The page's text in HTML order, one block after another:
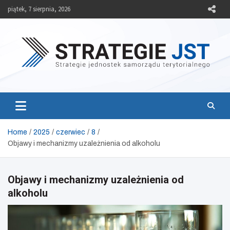
Skippiątek, 7 sierpnia, 2026
Strategie JST
Home 2025 czerwiec
8
Objawy i mechanizmy uzależnienia od alkoholu
Objawy i mechanizmy uzależnienia od
alkoholu